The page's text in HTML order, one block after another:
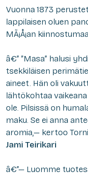
Vuonna 1873
lappilaisen oluen
MÃ¡Å¡an
â€” ”Masa” halusi
tsekkiläisen
aineet. Hän oli
lähtökohtaa
ole. Pilsissä on
maku. Se ei anna
aromia,— kertoo
Jami Teirikari
â€”— Luomme